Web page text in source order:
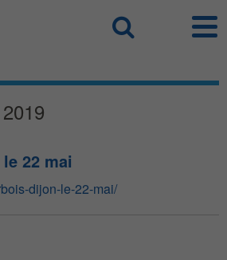
22 mai
dijon-le-22-mai/